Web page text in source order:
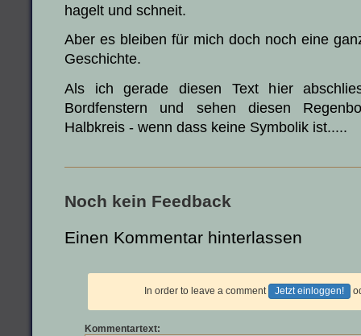
hagelt und schneit.
Aber es bleiben für mich doch noch eine
Geschichte.
Als ich gerade diesen Text hier
Bordfenstern und sehen diesen
Halbkreis - wenn dass keine Symbolik ist.....
Noch kein Feedback
Einen Kommentar hinterlassen
In order to leave a comment Jetzt einloggen!
Kommentartext: